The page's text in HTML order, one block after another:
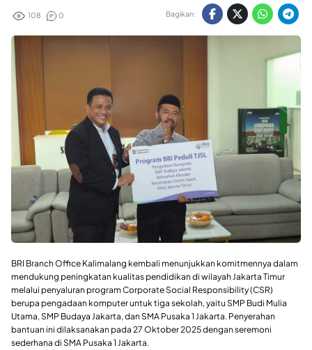
108 0 Bagikan:
BRI Branch Office Kalimalang kembali menunjukkan komitmennya dalam
mendukung peningkatan kualitas pendidikan di wilayah Jakarta Timur
melalui penyaluran program Corporate Social Responsibility (CSR)
berupa pengadaan komputer untuk tiga sekolah, yaitu SMP Budi Mulia
Utama, SMP Budaya Jakarta, dan SMA Pusaka 1 Jakarta. Penyerahan
bantuan ini dilaksanakan pada 27 Oktober 2025 dengan seremoni
sederhana di SMA Pusaka 1 Jakarta.